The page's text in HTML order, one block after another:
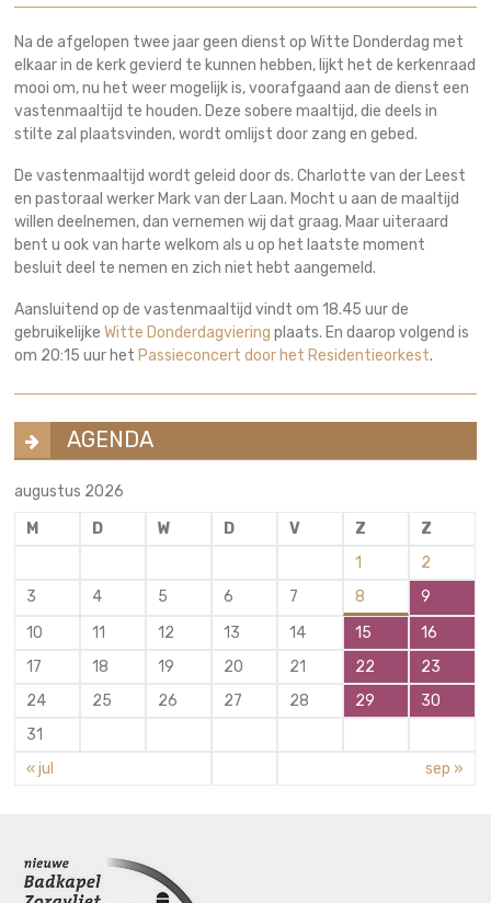
Na de afgelopen twee jaar geen dienst op Witte Donderdag met
elkaar in de kerk gevierd te kunnen hebben, lijkt het de kerkenraad
mooi om, nu het weer mogelijk is, voorafgaand aan de dienst een
vastenmaaltijd te houden. Deze sobere maaltijd, die deels in
stilte zal plaatsvinden, wordt omlijst door zang en gebed.
De vastenmaaltijd wordt geleid door ds. Charlotte van der Leest
en pastoraal werker Mark van der Laan. Mocht u aan de maaltijd
willen deelnemen, dan vernemen wij dat graag. Maar uiteraard
bent u ook van harte welkom als u op het laatste moment
besluit deel te nemen en zich niet hebt aangemeld.
Aansluitend op de vastenmaaltijd vindt om 18.45 uur de
gebruikelijkeWitte Donderdagviering plaats. En daarop volgend is
om 20:15 uur het Passieconcert door het Residentieorkest.
AGENDA
augustus 2026
M
D W D V Z
Z
1
2
3
4 5 6 7 8
9
10
11 12 13 14 15
16
17
18 19 20 21 22
23
24
25 26 27 28 29
30
31
« jul
sep »